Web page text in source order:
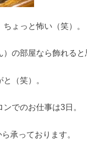
ょっと怖い（笑）。
）の部屋なら飾れる
（笑）。
でのお仕事は3日。
承っております。